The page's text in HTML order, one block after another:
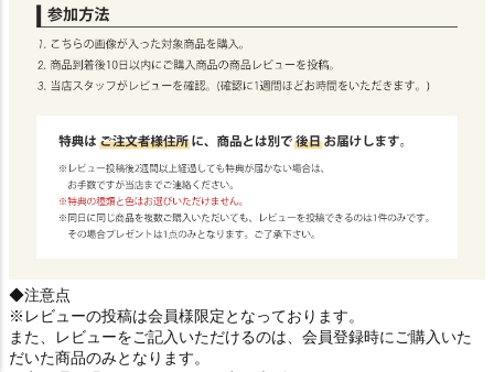
◆注意点
※レビューの投稿は会員様限定となっております。
また、レビューをご記入いただけるのは、会員登録時にご購入いた
だいた商品のみとなります。